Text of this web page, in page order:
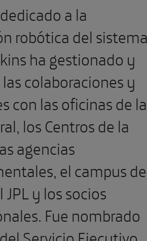
a la
robótica del
ha gestionado y
colaboraciones y
con las oficinas de la
los Centros de la
agencias
el campus de
JPL y los socios
Fue nombrado